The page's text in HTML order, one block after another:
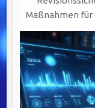
Maßnahmen für